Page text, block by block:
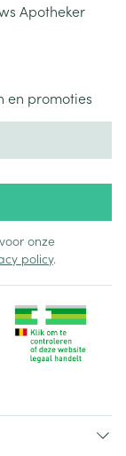
Apotheker
en promoties
onze
policy.